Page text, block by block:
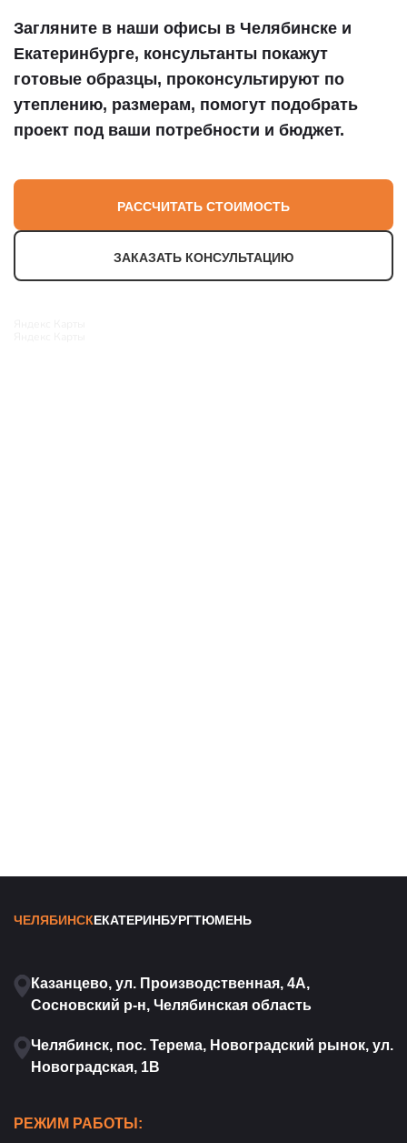
Загляните в наши офисы в Челябинске и
Екатеринбурге, консультанты покажут
готовые образцы, проконсультируют по
утеплению, размерам, помогут подобрать
проект под ваши потребности и бюджет.
РАССЧИТАТЬ СТОИМОСТЬ
ЗАКАЗАТЬ КОНСУЛЬТАЦИЮ
ЧЕЛЯБИНСКЕКАТЕРИНБУРГТЮМЕНЬ
Казанцево, ул. Производственная, 4А,
Сосновский р-н, Челябинская область
Челябинск, пос. Терема, Новоградский рынок, ул.
Новоградская, 1В
РЕЖИМ РАБОТЫ: